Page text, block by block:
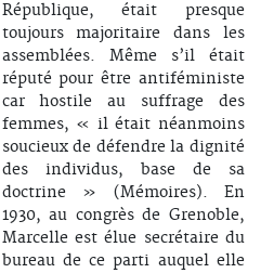
République, était presque
toujours majoritaire dans les
assemblées. Même s’il était
réputé pour être antiféministe
car hostile au suffrage des
femmes, « il était néanmoins
soucieux de défendre la dignité
des individus, base de sa
doctrine » (Mémoires). En
1930, au congrès de Grenoble,
Marcelle est élue secrétaire du
bureau de ce parti auquel elle